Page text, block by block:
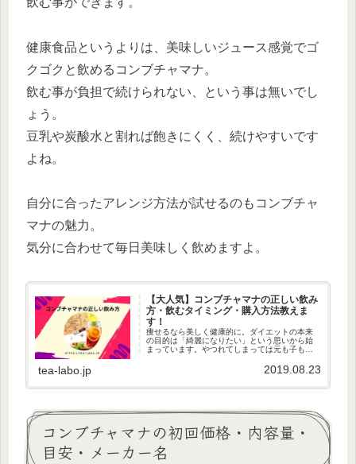
健康食品というよりは、美味しいジュース感覚でゴ
クゴクと飲めるコンブチャマナ。
飲む事が負担で続けられない、という事は無いでし
ょう。
豆乳や炭酸水と割れば飽きにくく、続けやすいです
よね。
自分に合ったアレンジ方法が試せるのもコンブチャ
マナの魅力。
気分に合わせて毎日美味しく飲めますよ。
【大人気】コンブチャマナの正しい飲み
方・飲むタイミング・購入方法教えま
す！
痩せるなら美しく健康的に。ダイエットの本来
の目的は「綺麗になりたい」という思いから始
まっています。やつれてしまっては元も子もあ
ような昔の風潮は減ってきました。コンブチャ
マナは、ただダイエットできるだ...
tea-labo.jp 2019.08.23
コンブチャマナの初回価格・内容量・
目安・メーカー名